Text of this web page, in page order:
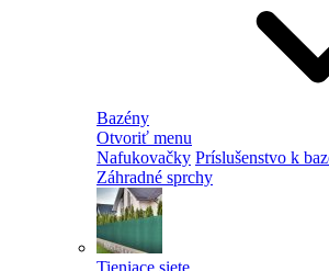
Bazény
Otvoriť menu
Nafukovačky Príslušenstvo k
Záhradné sprchy
Tieniace siete